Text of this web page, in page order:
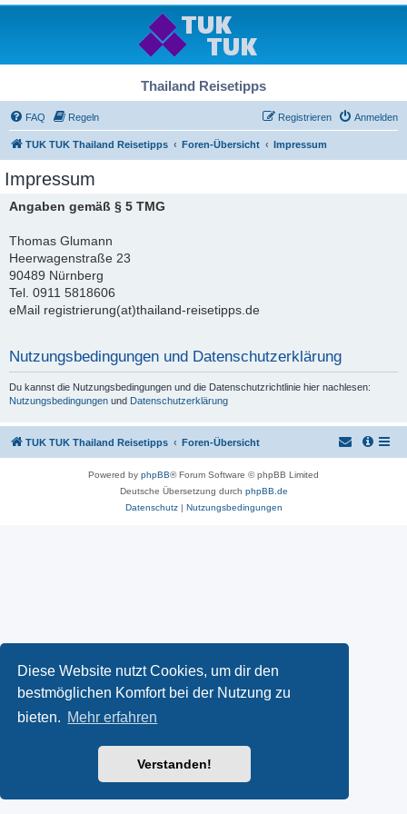
Diese Website nutzt Cookies, um dir den
bestmöglichen Komfort bei der Nutzung zu
bieten. Mehr erfahren
Verstanden!
Thailand Reisetipps
FAQ Regeln Anmelden
Registrieren
TUK TUK Thailand Reisetipps Foren-Übersicht Impressum
Impressum
Angaben gemäß § 5 TMG
Thomas Glumann
Heerwagenstraße 23
90489 Nürnberg
Tel. 0911 5818606
eMail registrierung(at)thailand-reisetipps.de
Nutzungsbedingungen und Datenschutzerklärung
Du kannst die Nutzungsbedingungen und die Datenschutzrichtlinie hier nachlesen:
Nutzungsbedingungen und Datenschutzerklärung
TUK TUK Thailand Reisetipps Foren-Übersicht
Powered by phpBB® Forum Software © phpBB Limited
Deutsche Übersetzung durch phpBB.de
Datenschutz| Nutzungsbedingungen